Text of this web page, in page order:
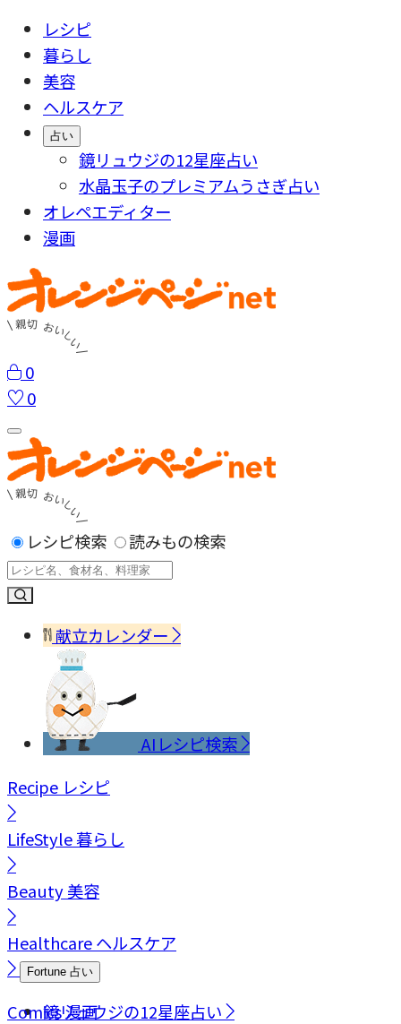
レシピ
暮らし
美容
ヘルスケア
占い
鏡リュウジの12星座占い
水晶玉子のプレミアムうさぎ占い
オレペエディター
漫画
0
0
レシピ検索 読みもの検索
献立カレンダー
AIレシピ検索
Recipe レシピ
LifeStyle暮らし
Beauty美容
Healthcareヘルスケア
Fortune 占い
鏡リュウジの12星座占い
Comics漫画